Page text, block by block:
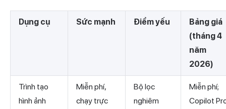
Dụng cụ Sức mạnh Điểm yếu
Bảng giá
(tháng 4
năm
2026)
Trình tạo
hình ảnh
Miễn phí,
chạy trực
Bộ lọc
nghiêm
Miễn phí;
Copilot